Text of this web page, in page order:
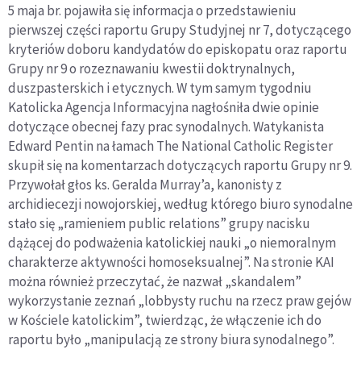
5 maja br. pojawiła się informacja o przedstawieniu
pierwszej części raportu Grupy Studyjnej nr 7, dotyczącego
kryteriów doboru kandydatów do episkopatu oraz raportu
Grupy nr 9 o rozeznawaniu kwestii doktrynalnych,
duszpasterskich i etycznych. W tym samym tygodniu
Katolicka Agencja Informacyjna nagłośniła dwie opinie
dotyczące obecnej fazy prac synodalnych. Watykanista
Edward Pentin na łamach The National Catholic Register
skupił się na komentarzach dotyczących raportu Grupy nr 9.
Przywołał głos ks. Geralda Murray’a, kanonisty z
archidiecezji nowojorskiej, według którego biuro synodalne
stało się „ramieniem public relations” grupy nacisku
dążącej do podważenia katolickiej nauki „o niemoralnym
charakterze aktywności homoseksualnej”. Na stronie KAI
można również przeczytać, że nazwał „skandalem”
wykorzystanie zeznań „lobbysty ruchu na rzecz praw gejów
w Kościele katolickim”, twierdząc, że włączenie ich do
raportu było „manipulacją ze strony biura synodalnego”.